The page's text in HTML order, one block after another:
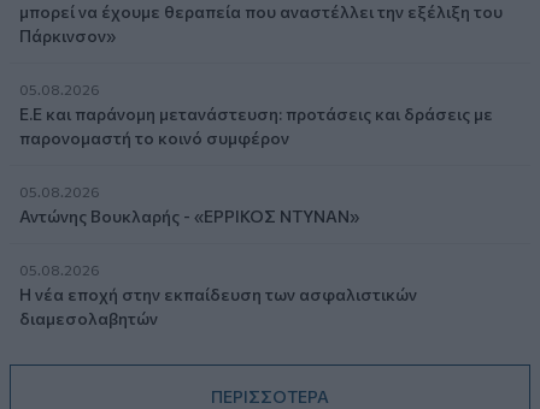
μπορεί να έχουμε θεραπεία που αναστέλλει την εξέλιξη του
Πάρκινσον»
05.08.2026
Ε.Ε και παράνομη μετανάστευση: προτάσεις και δράσεις με
παρονομαστή το κοινό συμφέρον
05.08.2026
Αντώνης Βουκλαρής - «ΕΡΡΙΚΟΣ ΝΤΥΝΑΝ»
05.08.2026
Η νέα εποχή στην εκπαίδευση των ασφαλιστικών
διαμεσολαβητών
ΠΕΡΙΣΣΟΤΕΡΑ